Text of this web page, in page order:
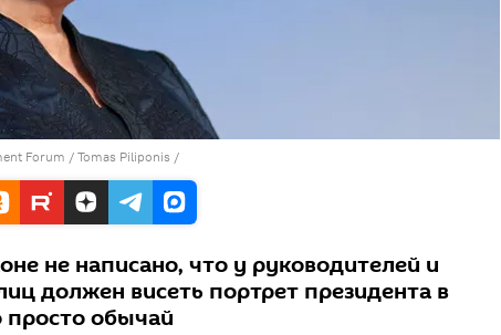
Forum / Tomas Piliponis /
не написано, что у руководителей и
должен висеть портрет президента в
просто обычай